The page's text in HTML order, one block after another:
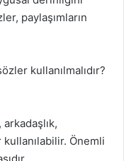
paylaşımların
kullanılmalıdır?
Önemli